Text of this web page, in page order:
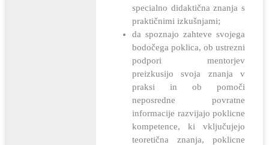
specialno didaktična znanja s
praktičnimi izkušnjami;
da spoznajo zahteve svojega
bodočega poklica, ob ustrezni
podpori mentorjev
preizkusijo svoja znanja v
praksi in ob pomoči
neposredne povratne
informacije razvijajo poklicne
kompetence, ki vključujejo
teoretična znanja, poklicne